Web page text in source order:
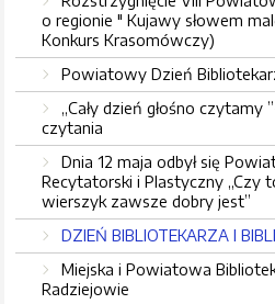
o regionie " Kujawy słowem
Konkurs Krasomówczy)
Powiatowy Dzień
„Cały dzień głośno czytamy
czytania
Dnia 12 maja odbył się
Recytatorski i Plastyczny „Czy
wierszyk zawsze dobry jest”
DZIEŃ BIBLIOTEKARZA I
Miejska i Powiatowa
Radziejowie